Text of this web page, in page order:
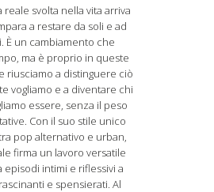
reale svolta nella vita arriva
a restare da soli e ad
È un cambiamento che
ma è proprio in queste
riusciamo a distinguere ciò
vogliamo e a diventare chi
essere, senza il peso
Con il suo stile unico
pop alternativo e urban,
firma un lavoro versatile
episodi intimi e riflessivi a
e spensierati. Al